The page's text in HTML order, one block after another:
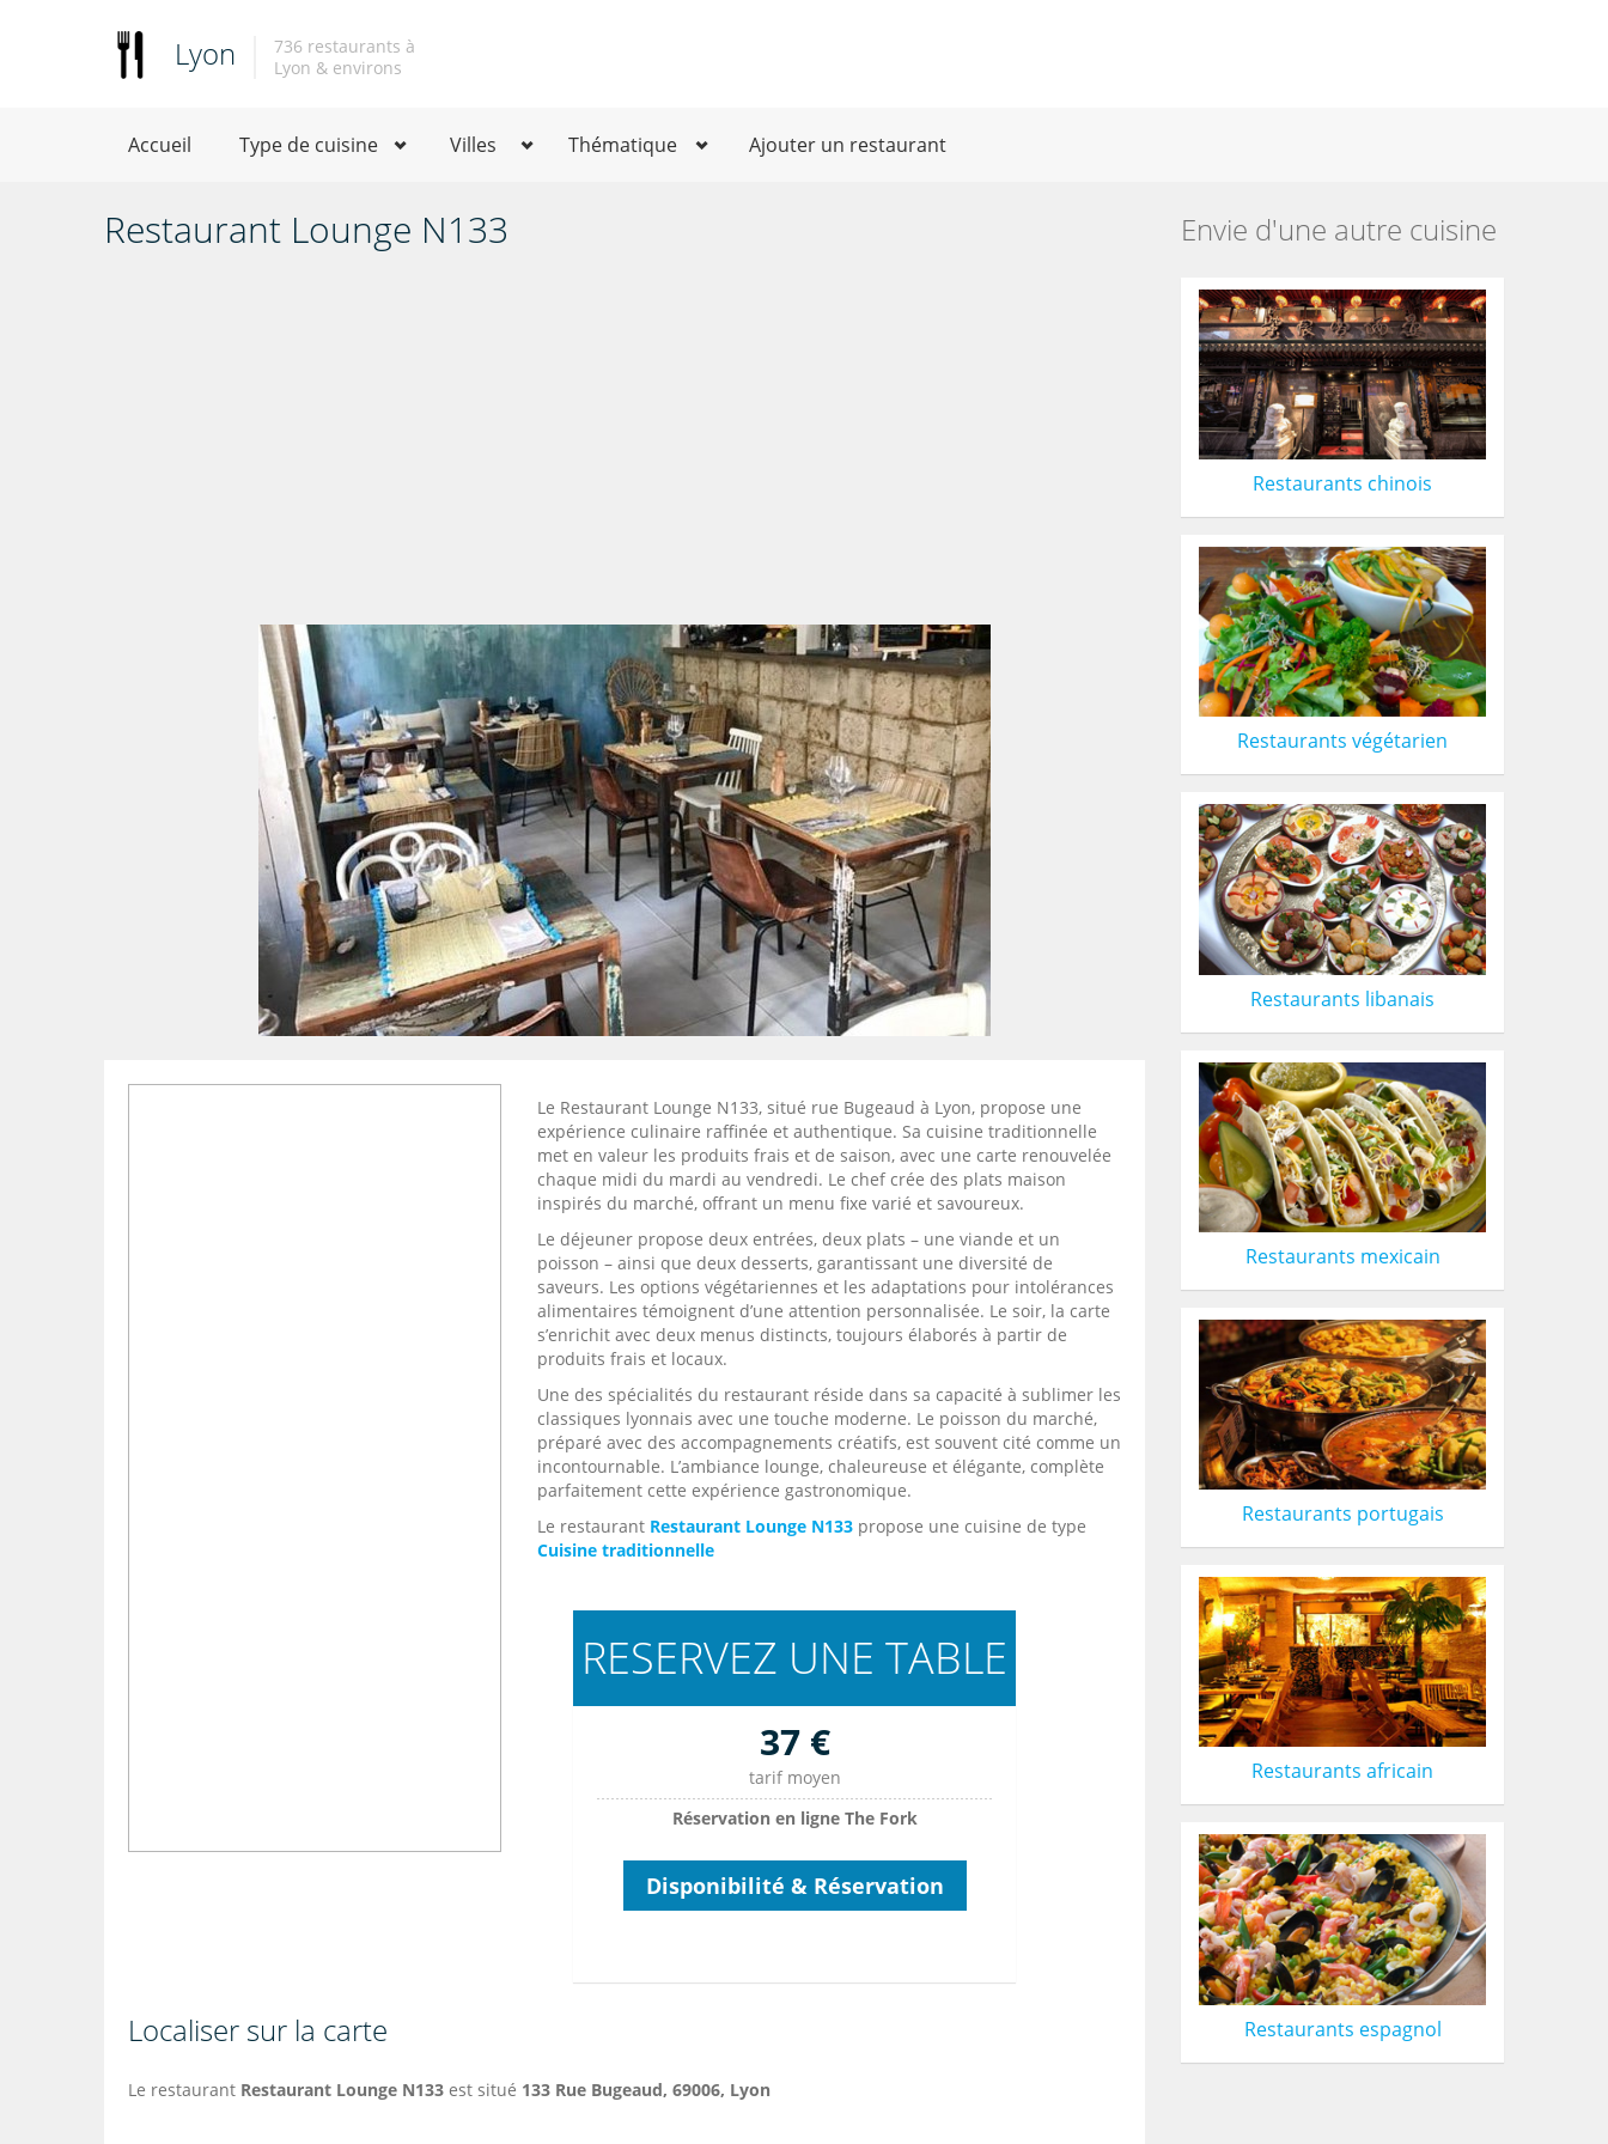
Lyon
736 restaurants à
Lyon & environs
Accueil Type de cuisine Villes Thématique Ajouter un restaurant
Restaurant Lounge N133
Le Restaurant Lounge N133, situé rue Bugeaud à Lyon, propose une
expérience culinaire raffinée et authentique. Sa cuisine traditionnelle
met en valeur les produits frais et de saison, avec une carte renouvelée
chaque midi du mardi au vendredi. Le chef crée des plats maison
inspirés du marché, offrant un menu fixe varié et savoureux.
Le déjeuner propose deux entrées, deux plats – une viande et un
poisson – ainsi que deux desserts, garantissant une diversité de
saveurs. Les options végétariennes et les adaptations pour intolérances
alimentaires témoignent d’une attention personnalisée. Le soir, la carte
s’enrichit avec deux menus distincts, toujours élaborés à partir de
produits frais et locaux.
Une des spécialités du restaurant réside dans sa capacité à sublimer les
classiques lyonnais avec une touche moderne. Le poisson du marché,
préparé avec des accompagnements créatifs, est souvent cité comme un
incontournable. L’ambiance lounge, chaleureuse et élégante, complète
parfaitement cette expérience gastronomique.
Le restaurant Restaurant Lounge N133 propose une cuisine de type
Cuisine traditionnelle
RESERVEZ UNE TABLE
37 €
tarif moyen
Réservation en ligne The Fork
Disponibilité & Réservation
Localiser sur la carte
Le restaurant Restaurant Lounge N133 est situé 133 Rue Bugeaud, 69006, Lyon
Envie d'une autre cuisine
Restaurants chinois
Restaurants végétarien
Restaurants libanais
Restaurants mexicain
Restaurants portugais
Restaurants africain
Restaurants espagnol